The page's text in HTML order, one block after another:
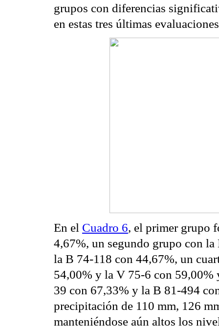
grupos con diferencias
en estas tres últimas
En el Cuadro 6, el primer grupo
4,67%, un segundo grupo con
la B 74-118 con 44,67%, un
54,00% y la V 75-6 con
39 con 67,33% y la B 81-494
precipitación de 110 mm, 126
manteniéndose aún altos los